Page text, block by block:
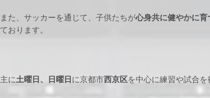
また、サッカーを通じて、子供たちが心身共に健やかに育
ております。
主に土曜日、日曜日に京都市西京区を中心に練習や試合を